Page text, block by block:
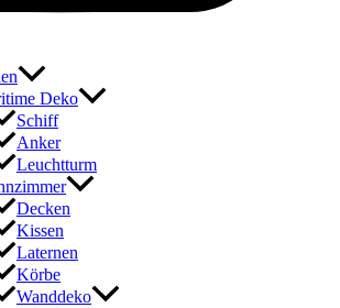
Deko
Schiff
Anker
Leuchtturm
Decken
Kissen
Laternen
Körbe
Wanddeko